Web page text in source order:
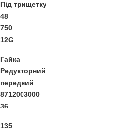
Під трищетку
48
750
12G
Гайка
Редукторний
передний
8712003000
36
135